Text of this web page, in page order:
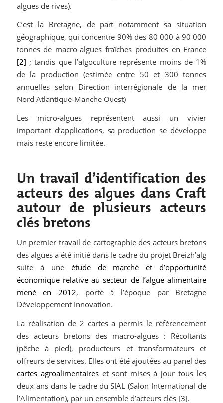
algues de rives).
C’est la Bretagne, de part notamment sa situation
géographique, qui concentre 90% des 80 000 à 90 000
tonnes de macro-algues fraîches produites en France
[2] ; tandis que l’algoculture représente moins de 1%
de la production (estimée entre 50 et 300 tonnes
annuelles selon Direction interrégionale de la mer
Nord Atlantique-Manche Ouest)
Les micro-algues représentent aussi un vivier
important d’applications, sa production se développe
mais reste encore limitée.
Un travail d’identification des
acteurs des algues dans Craft
autour de plusieurs acteurs
clés bretons
Un premier travail de cartographie des acteurs bretons
des algues a été initié dans le cadre du projet Breizh’alg
suite à une étude de marché et d’opportunité
économique relative au secteur de l’algue alimentaire
mené en 2012, porté à l’époque par Bretagne
Développement Innovation.
La réalisation de 2 cartes a permis le référencement
des acteurs bretons des macro-algues : Récoltants
(pêche à pied), producteurs et transformateurs et
offreurs de services. Elles ont été ajoutées au panel des
cartes agroalimentaireset sont mises à jour tous les
deux ans dans le cadre du SIAL (Salon International de
l’Alimentation), par un ensemble d’acteurs clés [3].